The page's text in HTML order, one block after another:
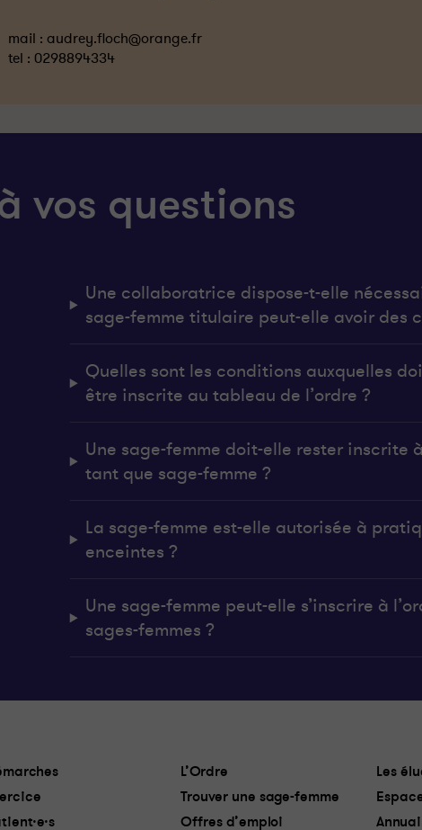
mail : audrey.floch@orange.fr
tel : 0298894334
vos questions
Une collaboratrice dispose-t-elle
sage-femme titulaire peut-elle avoir des
Quelles sont les conditions auxquelles
être inscrite au tableau de l’ordre ?
Une sage-femme doit-elle rester inscrite
tant que sage-femme ?
La sage-femme est-elle autorisée à
enceintes ?
Une sage-femme peut-elle s’inscrire à
sages-femmes ?
L’Ordre
Trouver une sage-femme
Offres d’emploi
Les